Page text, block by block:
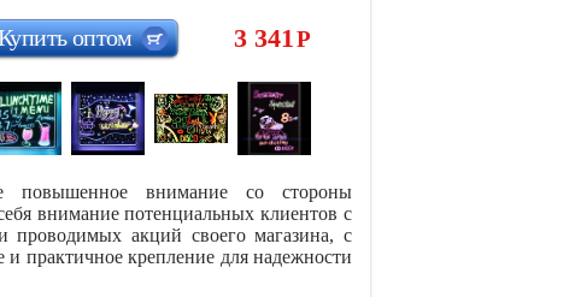
3 341Р
оптом
повышенное внимание со стороны
внимание потенциальных клиентов с
проводимых акций своего магазина, с
практичное крепление для надежности